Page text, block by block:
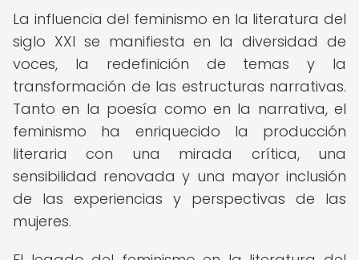
La influencia del feminismo en la literatura del
siglo XXI se manifiesta en la diversidad de
voces, la redefinición de temas y la
transformación de las estructuras narrativas.
Tanto en la poesía como en la narrativa, el
feminismo ha enriquecido la producción
literaria con una mirada crítica, una
sensibilidad renovada y una mayor inclusión
de las experiencias y perspectivas de las
mujeres.